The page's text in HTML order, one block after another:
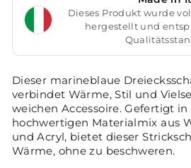
Dieses Produkt wurde
hergestellt und
Dieser marineblaue
verbindet Wärme, Stil und
weichen Accessoire. Gefertigt
hochwertigen Materialmix aus
und Acryl, bietet dieser
Wärme, ohne zu beschweren.